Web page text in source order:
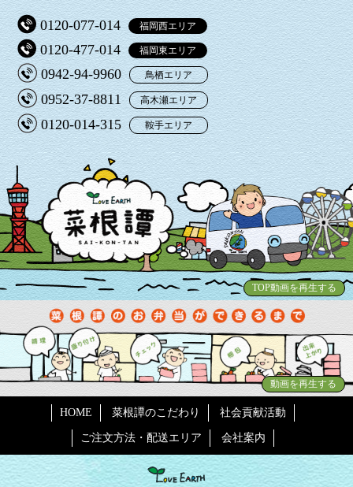
0120-077-014 福岡西エリア
0120-477-014 福岡東エリア
0942-94-9960 鳥栖エリア
0952-37-8811 高木瀬エリア
0120-014-315 鞍手エリア
TOP動画を再生する
動画を再生する
HOME 菜根譚のこだわり 社会貢献活動
ご注文方法・配送エリア 会社案内